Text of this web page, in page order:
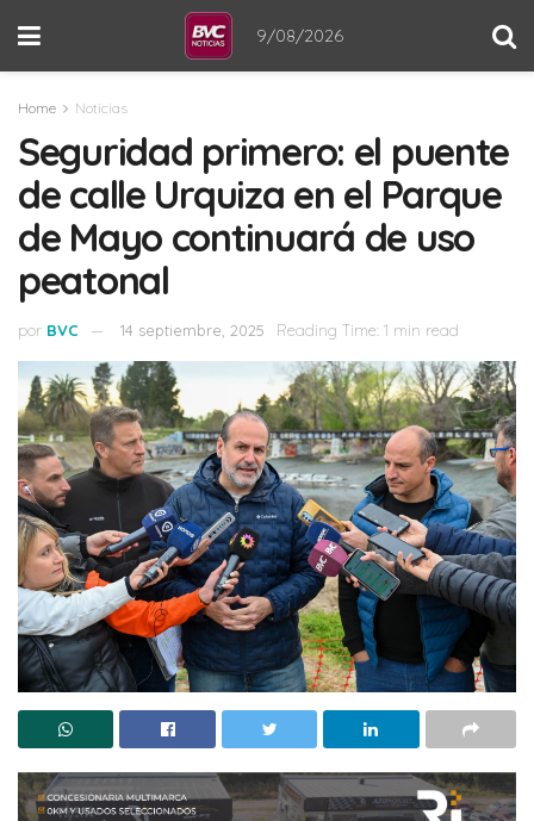
9/08/2026
Home Noticias
Seguridad primero: el puente
de calle Urquiza en el Parque
de Mayo continuará de uso
peatonal
por BVC 14 septiembre, 2025 Reading Time: 1 min read